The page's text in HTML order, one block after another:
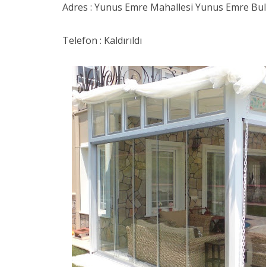
Adres : Yunus Emre Mahallesi Yunus Emre
Telefon : Kaldırıldı